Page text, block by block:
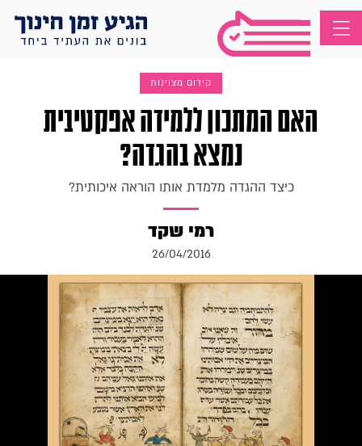
קידום מצוינות
האם המתכון ללמידה אפקטיבית
נמצא בהגדה?
כיצד ההגדה מלמדת אותו הוראה איכותית?
רמי שקד
26/04/2016